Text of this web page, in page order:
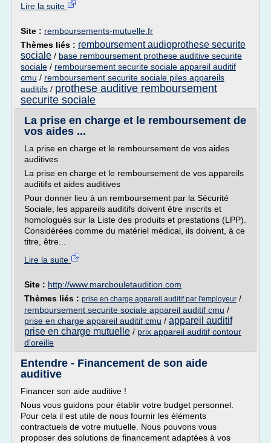
Lire la suite
Site : remboursements-mutuelle.fr
Thèmes liés : remboursement audioprothese securite
sociale / base remboursement prothese auditive securite
sociale / remboursement securite sociale appareil auditif
cmu / remboursement securite sociale piles appareils
auditifs / prothese auditive remboursement
securite sociale
La prise en charge et le remboursement de
vos aides ...
La prise en charge et le remboursement de vos aides
auditives
La prise en charge et le remboursement de vos appareils
auditifs et aides auditives
Pour donner lieu à un remboursement par la Sécurité
Sociale, les appareils auditifs doivent être inscrits et
homologués sur la Liste des produits et prestations (LPP).
Considérées comme du matériel médical, ils doivent, à ce
titre, être...
Lire la suite
Site : http://www.marcbouletaudition.com
Thèmes liés : prise en charge appareil auditif par l'employeur /
remboursement securite sociale appareil auditif cmu /
prise en charge appareil auditif cmu / appareil auditif
prise en charge mutuelle / prix appareil auditif contour
d'oreille
Entendre - Financement de son aide
auditive
Financer son aide auditive !
Nous vous guidons pour établir votre budget personnel.
Pour cela il est utile de nous fournir les éléments
contractuels de votre mutuelle. Nous pouvons vous
proposer des solutions de financement adaptées à vos